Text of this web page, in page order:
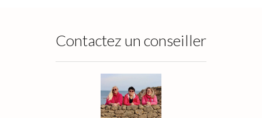
Contactez un conseiller